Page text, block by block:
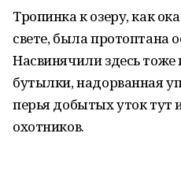
Тропинка к озеру, как
свете, была протоптана
Насвинячили здесь тоже
бутылки, надорванная
перья добытых уток тут
охотников.